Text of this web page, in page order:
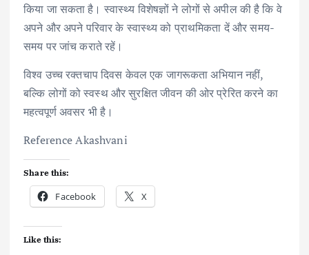
किया जा सकता है। स्वास्थ्य विशेषज्ञों ने लोगों से अपील की है कि वे
अपने और अपने परिवार के स्वास्थ्य को प्राथमिकता दें और समय-
समय पर जांच कराते रहें।
विश्व उच्च रक्तचाप दिवस केवल एक जागरूकता अभियान नहीं,
बल्कि लोगों को स्वस्थ और सुरक्षित जीवन की ओर प्रेरित करने का
महत्वपूर्ण अवसर भी है।
Reference Akashvani
Share this:
Facebook X
Like this: